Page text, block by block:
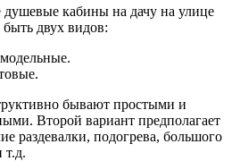
душевые кабины на дачу на улице
быть двух видов:
бывают простыми и
Второй вариант предполагает
раздевалки, подогрева, большого
т.д.